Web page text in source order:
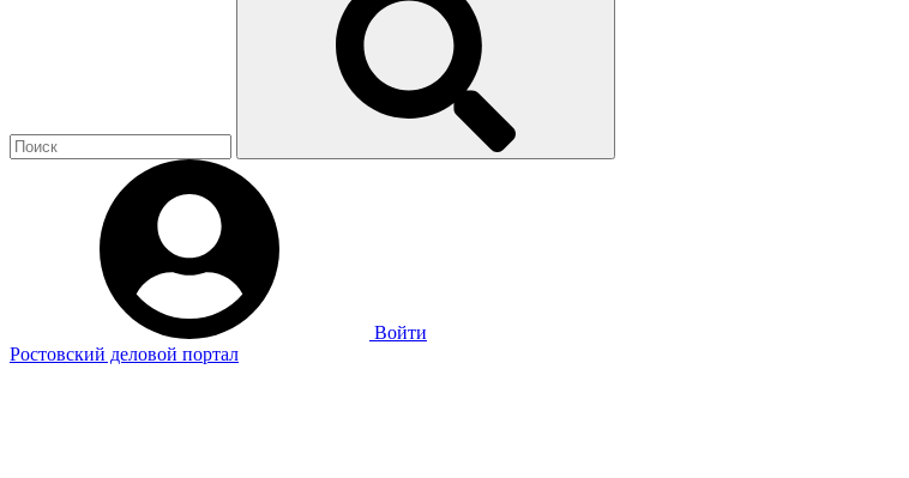
Войти
Ростовский деловой портал